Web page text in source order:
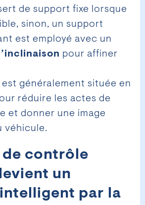
de support fixe lorsque
sinon, un support
est employé avec un
pour affiner
est généralement située en
réduire les actes de
et donner une image
véhicule.
de contrôle
un
par la